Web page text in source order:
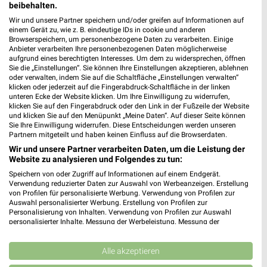
439,38 km
Baumärkte Angebote für Ingolstadt und
Umgebung
6 Prospekte
toom Baumarkt Sonderpreis Baumarkt
beibehalten.
Wir und unsere Partner speichern und/oder greifen auf Informationen auf
einem Gerät zu, wie z. B. eindeutige IDs in cookie und anderen
Browserspeichern, um personenbezogene Daten zu verarbeiten. Einige
Anbieter verarbeiten Ihre personenbezogenen Daten möglicherweise
aufgrund eines berechtigten Interesses. Um dem zu widersprechen, öffnen
Sie die „Einstellungen“. Sie können Ihre Einstellungen akzeptieren, ablehnen
oder verwalten, indem Sie auf die Schaltfläche „Einstellungen verwalten“
klicken oder jederzeit auf die Fingerabdruck-Schaltfläche in der linken
unteren Ecke der Website klicken. Um Ihre Einwilligung zu widerrufen,
klicken Sie auf den Fingerabdruck oder den Link in der Fußzeile der Website
und klicken Sie auf den Menüpunkt „Meine Daten“. Auf dieser Seite können
Sie Ihre Einwilligung widerrufen. Diese Entscheidungen werden unseren
Partnern mitgeteilt und haben keinen Einfluss auf die Browserdaten.
Wir und unsere Partner verarbeiten Daten, um die Leistung der
Website zu analysieren und Folgendes zu tun:
Speichern von oder Zugriff auf Informationen auf einem Endgerät.
Verwendung reduzierter Daten zur Auswahl von Werbeanzeigen. Erstellung
von Profilen für personalisierte Werbung. Verwendung von Profilen zur
Auswahl personalisierter Werbung. Erstellung von Profilen zur
Personalisierung von Inhalten. Verwendung von Profilen zur Auswahl
personalisierter Inhalte. Messung der Werbeleistung. Messung der
Kombinationen von Daten aus verschiedenen Quellen. Entwicklung und
Verbesserung der Angebote. Verwendung reduzierter Daten zur Auswahl
von Inhalten.
Alle akzeptieren